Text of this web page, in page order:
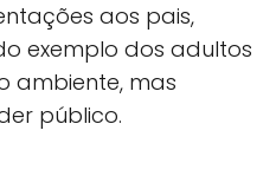
aos pais,
exemplo dos adultos
ambiente, mas
público.